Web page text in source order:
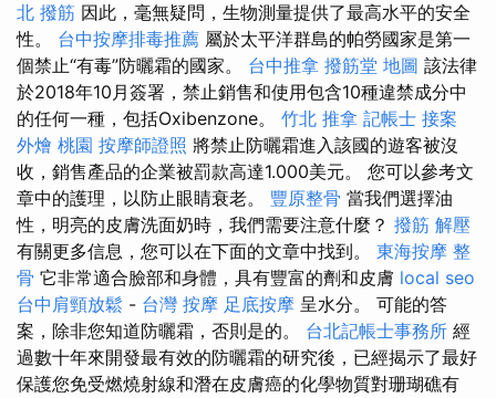
北 撥筋 因此，毫無疑問，生物測量提供了最高水平的安全
性。 台中按摩排毒推薦 屬於太平洋群島的帕勞國家是第一
個禁止“有毒”防曬霜的國家。 台中推拿 撥筋堂 地圖 該法律
於2018年10月簽署，禁止銷售和使用包含10種違禁成分中
的任何一種，包括Oxibenzone。 竹北 推拿 記帳士 接案
外燴 桃園 按摩師證照 將禁止防曬霜進入該國的遊客被沒
收，銷售產品的企業被罰款高達1.000美元。 您可以參考文
章中的護理，以防止眼睛衰老。 豐原整骨 當我們選擇油
性，明亮的皮膚洗面奶時，我們需要注意什麼？ 撥筋 解壓
有關更多信息，您可以在下面的文章中找到。 東海按摩 整
骨 它非常適合臉部和身體，具有豐富的劑和皮膚 local seo
台中肩頸放鬆 - 台灣 按摩 足底按摩 呈水分。 可能的答
案，除非您知道防曬霜，否則是的。 台北記帳士事務所 經
過數十年來開發最有效的防曬霜的研究後，已經揭示了最好
保護您免受燃燒射線和潛在皮膚癌的化學物質對珊瑚礁有